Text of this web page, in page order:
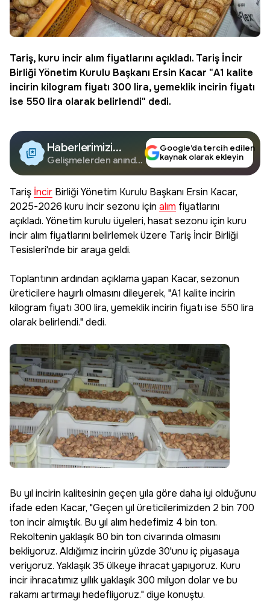
Tariş, kuru incir alım fiyatlarını açıkladı. Tariş İncir
Birliği Yönetim Kurulu Başkanı Ersin Kacar "A1 kalite
incirin kilogram fiyatı 300 lira, yemeklik incirin fiyatı
ise 550 lira olarak belirlendi" dedi.
Haberlerimizi
Google'da Takip
Edin
Gelişmelerden anında
Google’da tercih edilen
kaynak olarak ekleyin
Tariş İncir Birliği Yönetim Kurulu Başkanı Ersin Kacar,
2025-2026 kuru incir sezonu için alım fiyatlarını
açıkladı. Yönetim kurulu üyeleri, hasat sezonu için kuru
incir alım fiyatlarını belirlemek üzere Tariş İncir Birliği
Tesisleri'nde bir araya geldi.
Toplantının ardından açıklama yapan Kacar, sezonun
üreticilere hayırlı olmasını dileyerek, "A1 kalite incirin
kilogram fiyatı 300 lira, yemeklik incirin fiyatı ise 550 lira
olarak belirlendi." dedi.
Bu yıl incirin kalitesinin geçen yıla göre daha iyi olduğunu
ifade eden Kacar, "Geçen yıl üreticilerimizden 2 bin 700
ton incir almıştık. Bu yıl alım hedefimiz 4 bin ton.
Rekoltenin yaklaşık 80 bin ton civarında olmasını
bekliyoruz. Aldığımız incirin yüzde 30'unu iç piyasaya
veriyoruz. Yaklaşık 35 ülkeye ihracat yapıyoruz. Kuru
incir ihracatımız yıllık yaklaşık 300 milyon dolar ve bu
rakamı artırmayı hedefliyoruz." diye konuştu.